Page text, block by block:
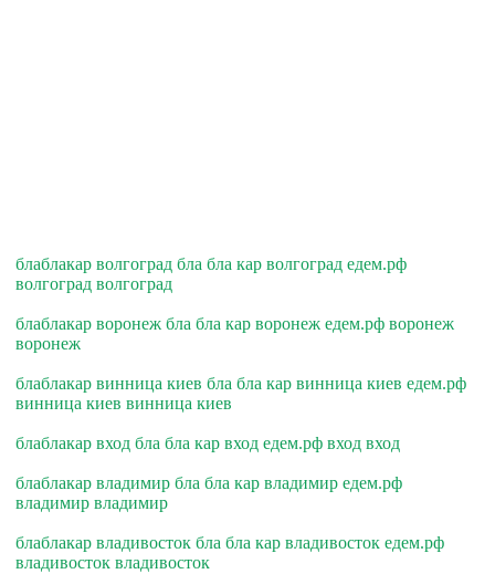
блаблакар волгоград бла бла кар волгоград едем.рф
волгоград волгоград
блаблакар воронеж бла бла кар воронеж едем.рф воронеж
воронеж
блаблакар винница киев бла бла кар винница киев едем.рф
винница киев винница киев
блаблакар вход бла бла кар вход едем.рф вход вход
блаблакар владимир бла бла кар владимир едем.рф
владимир владимир
блаблакар владивосток бла бла кар владивосток едем.рф
владивосток владивосток